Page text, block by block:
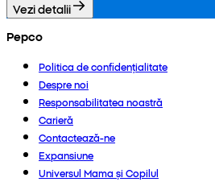
Vezi detalii
Pepco
Politica de confidențialitate
Despre noi
Responsabilitatea noastră
Carieră
Contactează-ne
Expansiune
Universul Mama și Copilul